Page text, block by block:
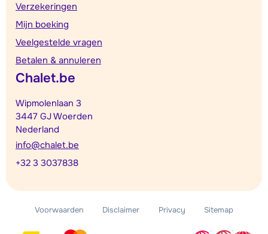
Verzekeringen
Mijn boeking
Veelgestelde vragen
Betalen & annuleren
Chalet.be
Wipmolenlaan 3
3447 GJ Woerden
Nederland
info@chalet.be
+32 3 3037838
Voorwaarden Disclaimer Privacy Sitemap